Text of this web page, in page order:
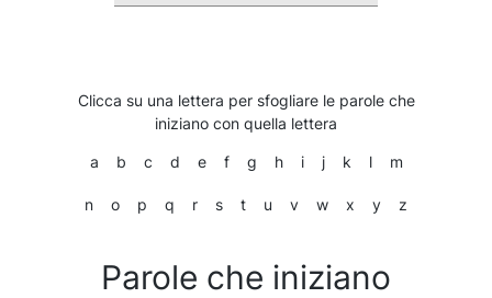
Clicca su una lettera per sfogliare le parole che
iniziano con quella lettera
a b c d e f g h i j k l m
n o p q r s t u v w x y z
Parole che iniziano